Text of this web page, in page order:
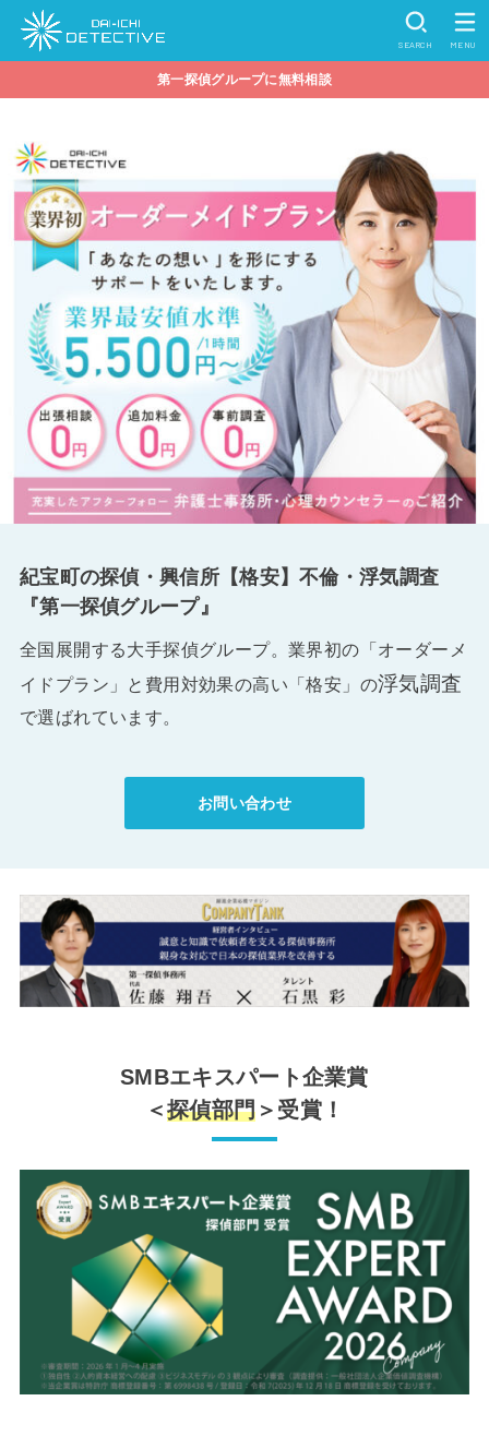
SEARCH MENU
第一探偵グループに無料相談
紀宝町の探偵・興信所【格安】不倫・浮気調査
『第一探偵グループ』
全国展開する大手探偵グループ。業界初の「オーダーメ
イドプラン」と費用対効果の高い「格安」の浮気調査
で選ばれています。
お問い合わせ
SMBエキスパート企業賞
＜探偵部門 ＞受賞！